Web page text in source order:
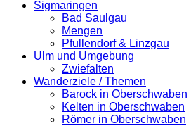
Sigmaringen
Bad Saulgau
Mengen
Pfullendorf & Linzgau
Ulm und Umgebung
Zwiefalten
Wanderziele / Themen
Barock in Oberschwaben
Kelten in Oberschwaben
Römer in Oberschwaben